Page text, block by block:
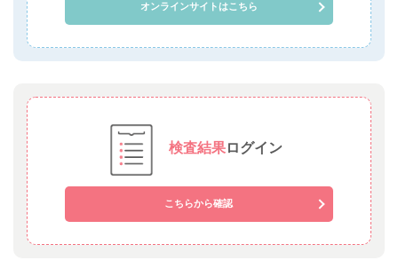
オンラインサイトはこちら
検査結果ログイン
こちらから確認